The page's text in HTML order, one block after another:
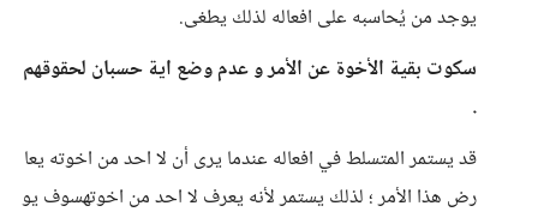
يوجد من يُحاسبه على افعاله لذلك يطغى.
سكوت بقية الأخوة عن الأمر و عدم وضع اية حسبان لحقوقهم
.
قد يستمر المتسلط في افعاله عندما يرى أن لا احد من اخوته يعا
رض هذا الأمر ؛ لذلك يستمر لأنه يعرف لا احد من اخوتهسوف يو